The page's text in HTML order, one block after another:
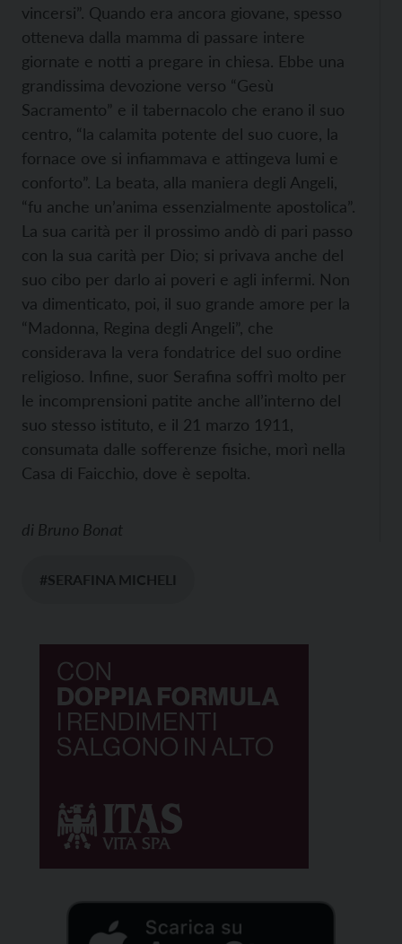
vincersi”. Quando era ancora giovane, spesso
otteneva dalla mamma di passare intere
giornate e notti a pregare in chiesa. Ebbe una
grandissima devozione verso “Gesù
Sacramento” e il tabernacolo che erano il suo
centro, “la calamita potente del suo cuore, la
fornace ove si infiammava e attingeva lumi e
conforto”. La beata, alla maniera degli Angeli,
“fu anche un’anima essenzialmente apostolica”.
La sua carità per il prossimo andò di pari passo
con la sua carità per Dio; si privava anche del
suo cibo per darlo ai poveri e agli infermi. Non
va dimenticato, poi, il suo grande amore per la
“Madonna, Regina degli Angeli”, che
considerava la vera fondatrice del suo ordine
religioso. Infine, suor Serafina soffrì molto per
le incomprensioni patite anche all’interno del
suo stesso istituto, e il 21 marzo 1911,
consumata dalle sofferenze fisiche, morì nella
Casa di Faicchio, dove è sepolta.
di Bruno Bonat
#SERAFINA MICHELI